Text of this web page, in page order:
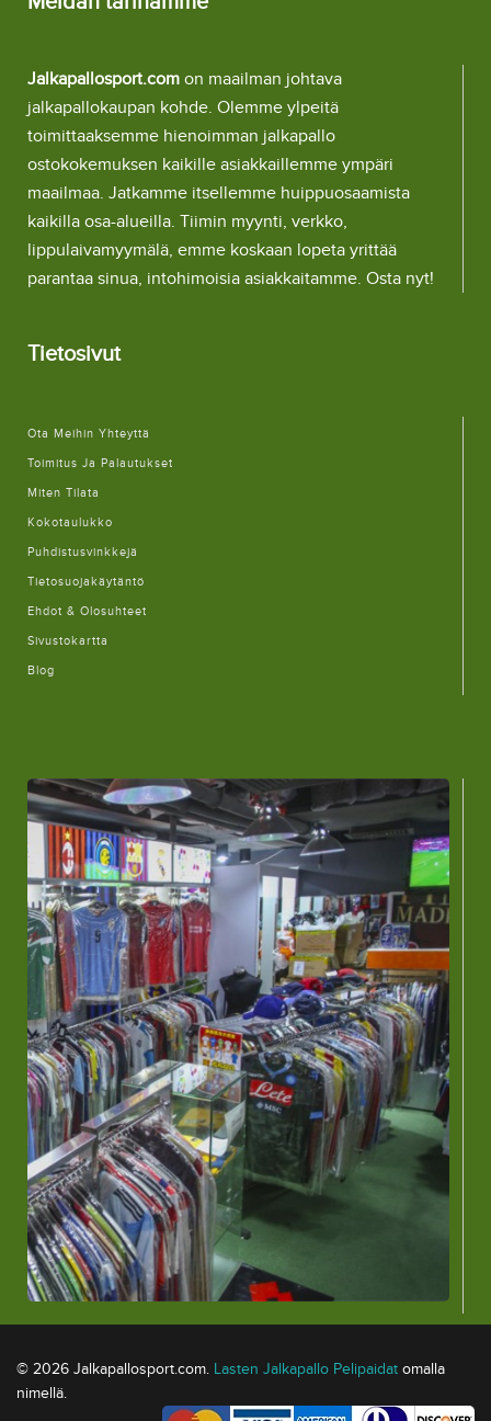
Jalkapallosport.com on maailman johtava
jalkapallokaupan kohde. Olemme ylpeitä
toimittaaksemme hienoimman jalkapallo
ostokokemuksen kaikille asiakkaillemme ympäri
maailmaa. Jatkamme itsellemme huippuosaamista
kaikilla osa-alueilla. Tiimin myynti, verkko,
lippulaivamyymälä, emme koskaan lopeta yrittää
parantaa sinua, intohimoisia asiakkaitamme. Osta nyt!
Tietosivut
Ota Meihin Yhteyttä
Toimitus Ja Palautukset
Miten Tilata
Kokotaulukko
Puhdistusvinkkejä
Tietosuojakäytäntö
Ehdot & Olosuhteet
Sivustokartta
Blog
© 2026 Jalkapallosport.com. Lasten Jalkapallo Pelipaidat omalla
nimellä.